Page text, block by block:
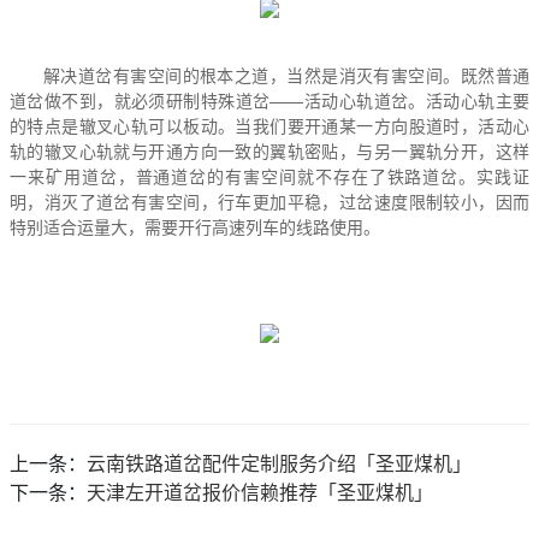
解决道岔有害空间的根本之道，当然是消灭有害空间。既然普通
道岔做不到，就必须研制特殊道岔——活动心轨道岔。活动心轨主要
的特点是辙叉心轨可以板动。当我们要开通某一方向股道时，活动心
轨的辙叉心轨就与开通方向一致的翼轨密贴，与另一翼轨分开，这样
一来矿用道岔，普通道岔的有害空间就不存在了铁路道岔。实践证
明，消灭了道岔有害空间，行车更加平稳，过岔速度限制较小，因而
特别适合运量大，需要开行高速列车的线路使用。
上一条： 云南铁路道岔配件定制服务介绍「圣亚煤机」
下一条： 天津左开道岔报价信赖推荐「圣亚煤机」